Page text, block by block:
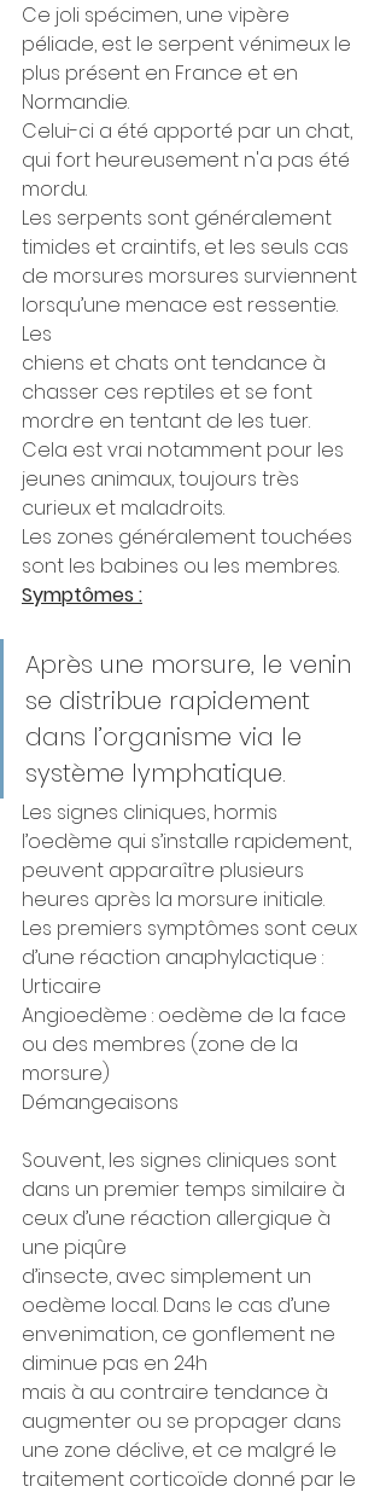
Ce joli spécimen, une vipère
péliade, est le serpent vénimeux le
plus présent en France et en
Normandie.
Celui-ci a été apporté par un chat,
qui fort heureusement n'a pas été
mordu.
Les serpents sont généralement
timides et craintifs, et les seuls cas
de morsures morsures surviennent
lorsqu’une menace est ressentie.
Les
chiens et chats ont tendance à
chasser ces reptiles et se font
mordre en tentant de les tuer.
Cela est vrai notamment pour les
jeunes animaux, toujours très
curieux et maladroits.
Les zones généralement touchées
sont les babines ou les membres.
Symptômes :
Après une morsure, le venin
se distribue rapidement
dans l’organisme via le
système lymphatique.
Les signes cliniques, hormis
l’oedème qui s’installe rapidement,
peuvent apparaître plusieurs
heures après la morsure initiale.
Les premiers symptômes sont ceux
d’une réaction anaphylactique :
Urticaire
Angioedème : oedème de la face
ou des membres (zone de la
morsure)
Démangeaisons
Souvent, les signes cliniques sont
dans un premier temps similaire à
ceux d’une réaction allergique à
une piqûre
d’insecte, avec simplement un
oedème local. Dans le cas d’une
envenimation, ce gonflement ne
diminue pas en 24h
mais à au contraire tendance à
augmenter ou se propager dans
une zone déclive, et ce malgré le
traitement corticoïde donné par le